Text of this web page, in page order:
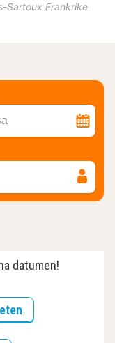
Sartoux Frankrike
datumen!